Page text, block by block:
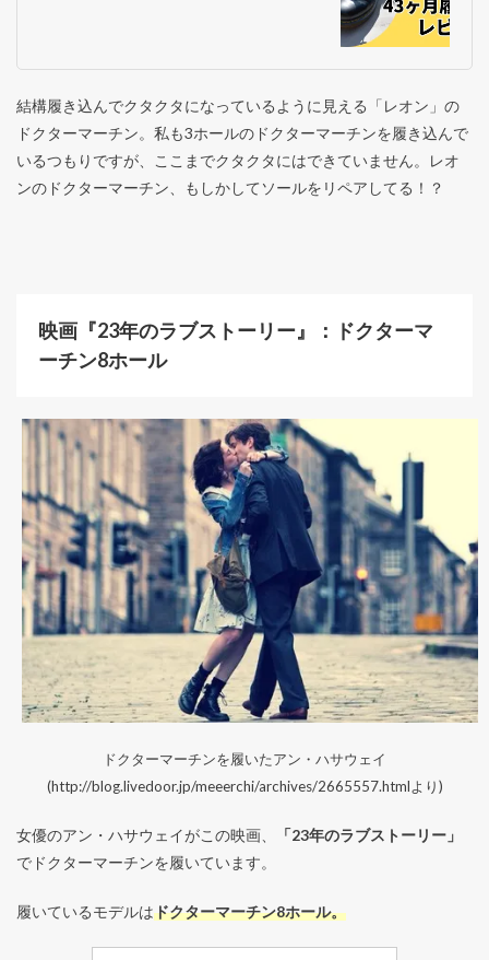
結構履き込んでクタクタになっているように見える「レオン」の
ドクターマーチン。私も3ホールのドクターマーチンを履き込んで
いるつもりですが、ここまでクタクタにはできていません。レオ
ンのドクターマーチン、もしかしてソールをリペアしてる！？
映画『23年のラブストーリー』：ドクターマ
ーチン8ホール
ドクターマーチンを履いたアン・ハサウェイ
(http://blog.livedoor.jp/meeerchi/archives/2665557.htmlより)
女優のアン・ハサウェイがこの映画、
「23年のラブストーリー」
でドクターマーチンを履いています。
履いているモデルはドクターマーチン8ホール。